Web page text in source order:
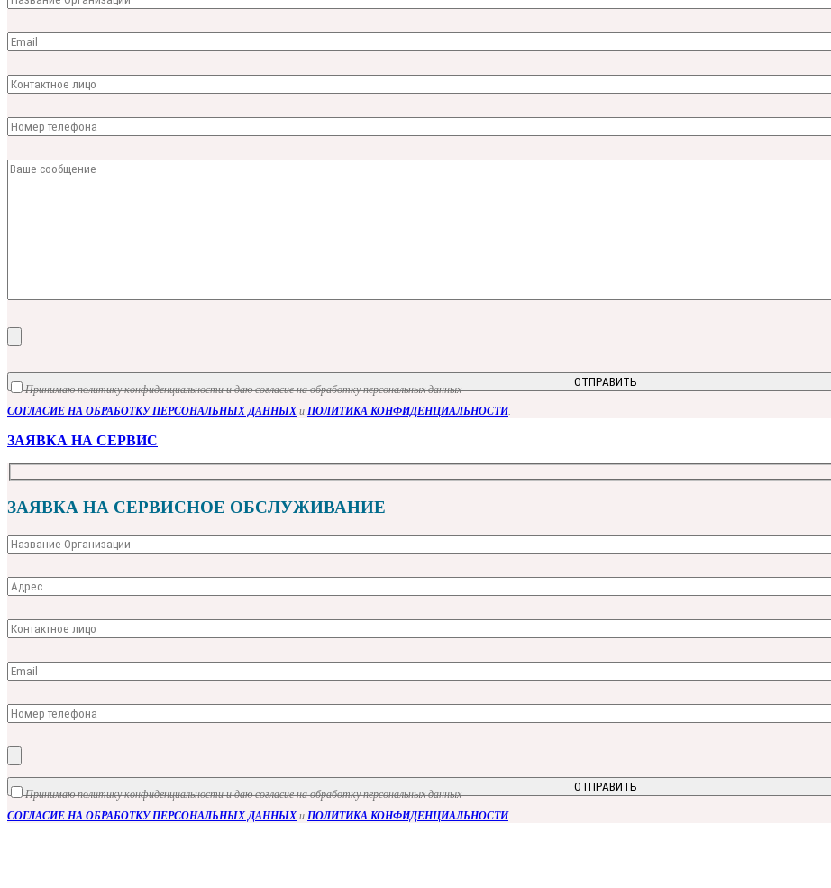
Принимаю политику конфиденциальности и даю согласие на обработку персональных данных
СОГЛАСИЕ НА ОБРАБОТКУ ПЕРСОНАЛЬНЫХ ДАННЫХ и ПОЛИТИКА КОНФИДЕНЦИАЛЬНОСТИ.
ЗАЯВКА НА СЕРВИС
ЗАЯВКА НА СЕРВИСНОЕ ОБСЛУЖИВАНИЕ
Принимаю политику конфиденциальности и даю согласие на обработку персональных данных
СОГЛАСИЕ НА ОБРАБОТКУ ПЕРСОНАЛЬНЫХ ДАННЫХ и ПОЛИТИКА КОНФИДЕНЦИАЛЬНОСТИ.